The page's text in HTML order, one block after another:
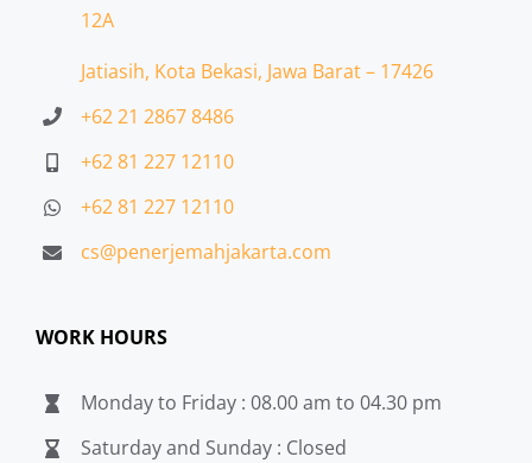
12A
Jatiasih, Kota Bekasi, Jawa Barat – 17426
+62 21 2867 8486
+62 81 227 12110
+62 81 227 12110
cs@penerjemahjakarta.com
WORK HOURS
Monday to Friday : 08.00 am to 04.30 pm
Saturday and Sunday : Closed